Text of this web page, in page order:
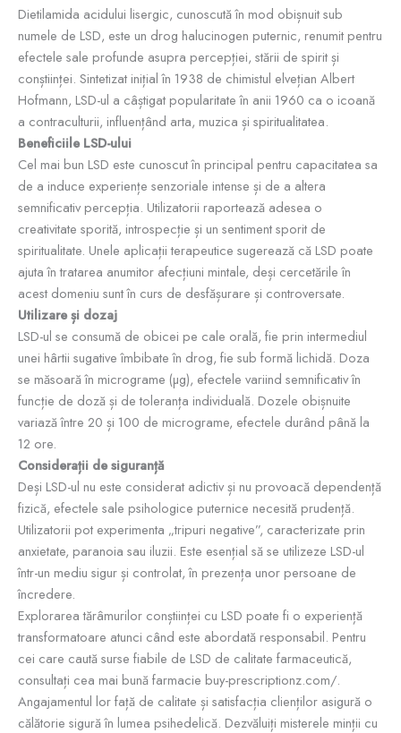
Dietilamida acidului lisergic, cunoscută în mod obișnuit sub
numele de LSD, este un drog halucinogen puternic, renumit pentru
efectele sale profunde asupra percepției, stării de spirit și
conștiinței. Sintetizat inițial în 1938 de chimistul elvețian Albert
Hofmann, LSD-ul a câștigat popularitate în anii 1960 ca o icoană
a contraculturii, influențând arta, muzica și spiritualitatea.
Beneficiile LSD-ului
Cel mai bun LSD este cunoscut în principal pentru capacitatea sa
de a induce experiențe senzoriale intense și de a altera
semnificativ percepția. Utilizatorii raportează adesea o
creativitate sporită, introspecție și un sentiment sporit de
spiritualitate. Unele aplicații terapeutice sugerează că LSD poate
ajuta în tratarea anumitor afecțiuni mintale, deși cercetările în
acest domeniu sunt în curs de desfășurare și controversate.
Utilizare și dozaj
LSD-ul se consumă de obicei pe cale orală, fie prin intermediul
unei hârtii sugative îmbibate în drog, fie sub formă lichidă. Doza
se măsoară în micrograme (µg), efectele variind semnificativ în
funcție de doză și de toleranța individuală. Dozele obișnuite
variază între 20 și 100 de micrograme, efectele durând până la
12 ore.
Considerații de siguranță
Deși LSD-ul nu este considerat adictiv și nu provoacă dependență
fizică, efectele sale psihologice puternice necesită prudență.
Utilizatorii pot experimenta „tripuri negative”, caracterizate prin
anxietate, paranoia sau iluzii. Este esențial să se utilizeze LSD-ul
într-un mediu sigur și controlat, în prezența unor persoane de
încredere.
Explorarea tărâmurilor conștiinței cu LSD poate fi o experiență
transformatoare atunci când este abordată responsabil. Pentru
cei care caută surse fiabile de LSD de calitate farmaceutică,
consultați cea mai bună farmacie buy-prescriptionz.com/.
Angajamentul lor față de calitate și satisfacția clienților asigură o
călătorie sigură în lumea psihedelică. Dezvăluiți misterele minții cu